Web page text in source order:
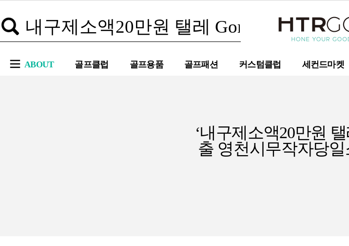
ABOUT 골프클럽 골프용품 골프패션 커스텀클럽 세컨드마켓
‘내구제소액20만원
출 영천시무작자당일